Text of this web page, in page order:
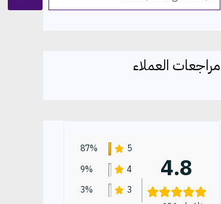
ل
ث
مراجعات العملاء
4.8
5
87%
4
9%
3
3%